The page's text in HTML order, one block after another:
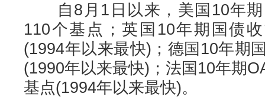
自8月1日以来，美国10年期
110个基点；英国10年期国债
(1994年以来最快)；德国10年期
(1990年以来最快)；法国10年期
基点(1994年以来最快)。